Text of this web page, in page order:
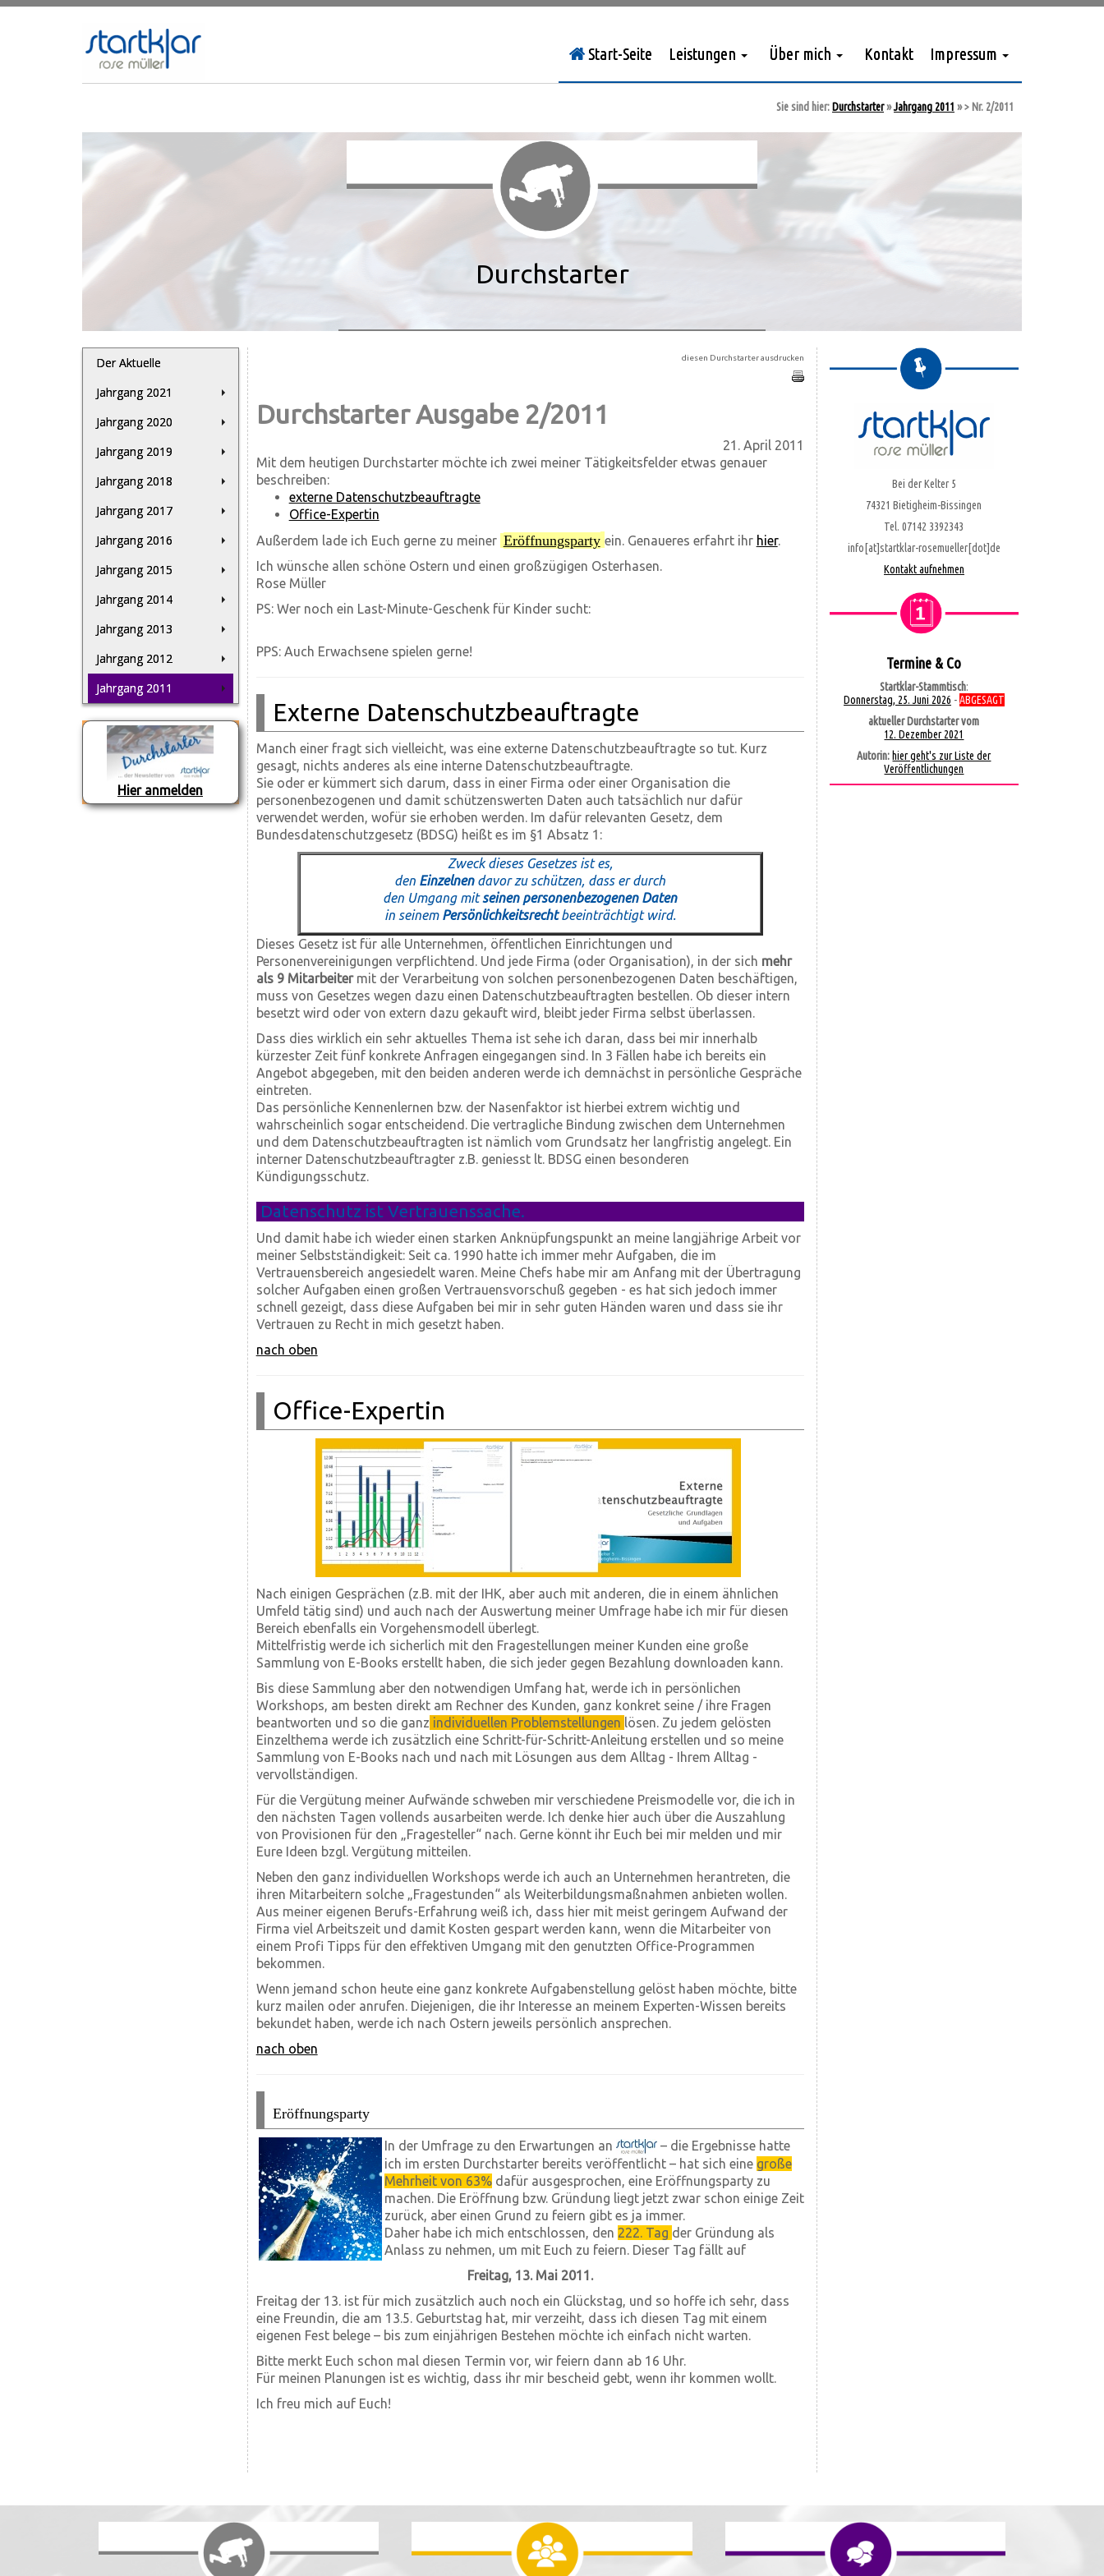
Start-Seite Leistungen Über mich Kontakt Impressum
Sie sind hier:Durchstarter»Jahrgang 2011 »> Nr. 2/2011
Durchstarter
Der Aktuelle
Jahrgang 2021
Jahrgang 2020
Jahrgang 2019
Jahrgang 2018
Jahrgang 2017
Jahrgang 2016
Jahrgang 2015
Jahrgang 2014
Jahrgang 2013
Jahrgang 2012
Jahrgang 2011
Hier anmelden
diesen Durchstarter ausdrucken
Durchstarter Ausgabe 2/2011
21. April 2011
Mit dem heutigen Durchstarter möchte ich zwei meiner Tätigkeitsfelder etwas genauer
beschreiben:
externe Datenschutzbeauftragte
Office-Expertin
Außerdem lade ich Euch gerne zu meiner Eröffnungsparty ein. Genaueres erfahrt ihr hier.
Ich wünsche allen schöne Ostern und einen großzügigen Osterhasen.
Rose Müller
PS: Wer noch ein Last-Minute-Geschenk für Kinder sucht:
PPS: Auch Erwachsene spielen gerne!
Externe Datenschutzbeauftragte
Manch einer fragt sich vielleicht, was eine externe Datenschutzbeauftragte so tut. Kurz
gesagt, nichts anderes als eine interne Datenschutzbeauftragte.
Sie oder er kümmert sich darum, dass in einer Firma oder einer Organisation die
personenbezogenen und damit schützenswerten Daten auch tatsächlich nur dafür
verwendet werden, wofür sie erhoben werden. Im dafür relevanten Gesetz, dem
Bundesdatenschutzgesetz (BDSG) heißt es im §1 Absatz 1:
Zweck dieses Gesetzes ist es,
den Einzelnendavor zu schützen, dass er durch
den Umgang mitseinen personenbezogenen Daten
in seinem Persönlichkeitsrechtbeeinträchtigt wird.
Dieses Gesetz ist für alle Unternehmen, öffentlichen Einrichtungen und
Personenvereinigungen verpflichtend. Und jede Firma (oder Organisation), in der sich mehr
als 9 Mitarbeiter mit der Verarbeitung von solchen personenbezogenen Daten beschäftigen,
muss von Gesetzes wegen dazu einen Datenschutzbeauftragten bestellen. Ob dieser intern
besetzt wird oder von extern dazu gekauft wird, bleibt jeder Firma selbst überlassen.
Dass dies wirklich ein sehr aktuelles Thema ist sehe ich daran, dass bei mir innerhalb
kürzester Zeit fünf konkrete Anfragen eingegangen sind. In 3 Fällen habe ich bereits ein
Angebot abgegeben, mit den beiden anderen werde ich demnächst in persönliche Gespräche
eintreten.
Das persönliche Kennenlernen bzw. der Nasenfaktor ist hierbei extrem wichtig und
wahrscheinlich sogar entscheidend. Die vertragliche Bindung zwischen dem Unternehmen
und dem Datenschutzbeauftragten ist nämlich vom Grundsatz her langfristig angelegt. Ein
interner Datenschutzbeauftragter z.B. geniesst lt. BDSG einen besonderen
Kündigungsschutz.
Datenschutz ist Vertrauenssache.
Und damit habe ich wieder einen starken Anknüpfungspunkt an meine langjährige Arbeit vor
meiner Selbstständigkeit: Seit ca. 1990 hatte ich immer mehr Aufgaben, die im
Vertrauensbereich angesiedelt waren. Meine Chefs habe mir am Anfang mit der Übertragung
solcher Aufgaben einen großen Vertrauensvorschuß gegeben - es hat sich jedoch immer
schnell gezeigt, dass diese Aufgaben bei mir in sehr guten Händen waren und dass sie ihr
Vertrauen zu Recht in mich gesetzt haben.
nach oben
Office-Expertin
Nach einigen Gesprächen (z.B. mit der IHK, aber auch mit anderen, die in einem ähnlichen
Umfeld tätig sind) und auch nach der Auswertung meiner Umfrage habe ich mir für diesen
Bereich ebenfalls ein Vorgehensmodell überlegt.
Mittelfristig werde ich sicherlich mit den Fragestellungen meiner Kunden eine große
Sammlung von E-Books erstellt haben, die sich jeder gegen Bezahlung downloaden kann.
Bis diese Sammlung aber den notwendigen Umfang hat, werde ich in persönlichen
Workshops, am besten direkt am Rechner des Kunden, ganz konkret seine / ihre Fragen
beantworten und so die ganz individuellen Problemstellungen lösen. Zu jedem gelösten
Einzelthema werde ich zusätzlich eine Schritt-für-Schritt-Anleitung erstellen und so meine
Sammlung von E-Books nach und nach mit Lösungen aus dem Alltag - Ihrem Alltag -
vervollständigen.
Für die Vergütung meiner Aufwände schweben mir verschiedene Preismodelle vor, die ich in
den nächsten Tagen vollends ausarbeiten werde. Ich denke hier auch über die Auszahlung
von Provisionen für den „Fragesteller“ nach. Gerne könnt ihr Euch bei mir melden und mir
Eure Ideen bzgl. Vergütung mitteilen.
Neben den ganz individuellen Workshops werde ich auch an Unternehmen herantreten, die
ihren Mitarbeitern solche „Fragestunden“ als Weiterbildungsmaßnahmen anbieten wollen.
Aus meiner eigenen Berufs-Erfahrung weiß ich, dass hier mit meist geringem Aufwand der
Firma viel Arbeitszeit und damit Kosten gespart werden kann, wenn die Mitarbeiter von
einem Profi Tipps für den effektiven Umgang mit den genutzten Office-Programmen
bekommen.
Wenn jemand schon heute eine ganz konkrete Aufgabenstellung gelöst haben möchte, bitte
kurz mailen oder anrufen. Diejenigen, die ihr Interesse an meinem Experten-Wissen bereits
bekundet haben, werde ich nach Ostern jeweils persönlich ansprechen.
nach oben
Eröffnungsparty
In der Umfrage zu den Erwartungen an
– die Ergebnisse hatte
ich im ersten Durchstarter bereits veröffentlicht – hat sich eine große
Mehrheit von 63%dafür ausgesprochen, eine Eröffnungsparty zu
machen. Die Eröffnung bzw. Gründung liegt jetzt zwar schon einige Zeit
zurück, aber einen Grund zu feiern gibt es ja immer.
Daher habe ich mich entschlossen, den 222. Tag der Gründung als
Anlass zu nehmen, um mit Euch zu feiern. Dieser Tag fällt auf
Freitag, 13. Mai 2011.
Freitag der 13. ist für mich zusätzlich auch noch ein Glückstag, und so hoffe ich sehr, dass
eine Freundin, die am 13.5. Geburtstag hat, mir verzeiht, dass ich diesen Tag mit einem
eigenen Fest belege – bis zum einjährigen Bestehen möchte ich einfach nicht warten.
Bitte merkt Euch schon mal diesen Termin vor, wir feiern dann ab 16 Uhr.
Für meinen Planungen ist es wichtig, dass ihr mir bescheid gebt, wenn ihr kommen wollt.
Ich freu mich auf Euch!
Bei der Kelter 5
74321 Bietigheim-Bissingen
Tel. 07142 3392343
info[at]startklar-rosemueller[dot]de
Kontakt aufnehmen
Termine & Co
Startklar-Stammtisch:
Donnerstag, 25. Juni 2026 -ABGESAGT
aktueller Durchstarter vom
12. Dezember 2021
Autorin: hier geht's zur Liste der
Veröffentlichungen